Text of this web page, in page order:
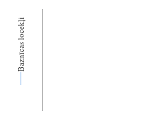
Baznīcas locekļi